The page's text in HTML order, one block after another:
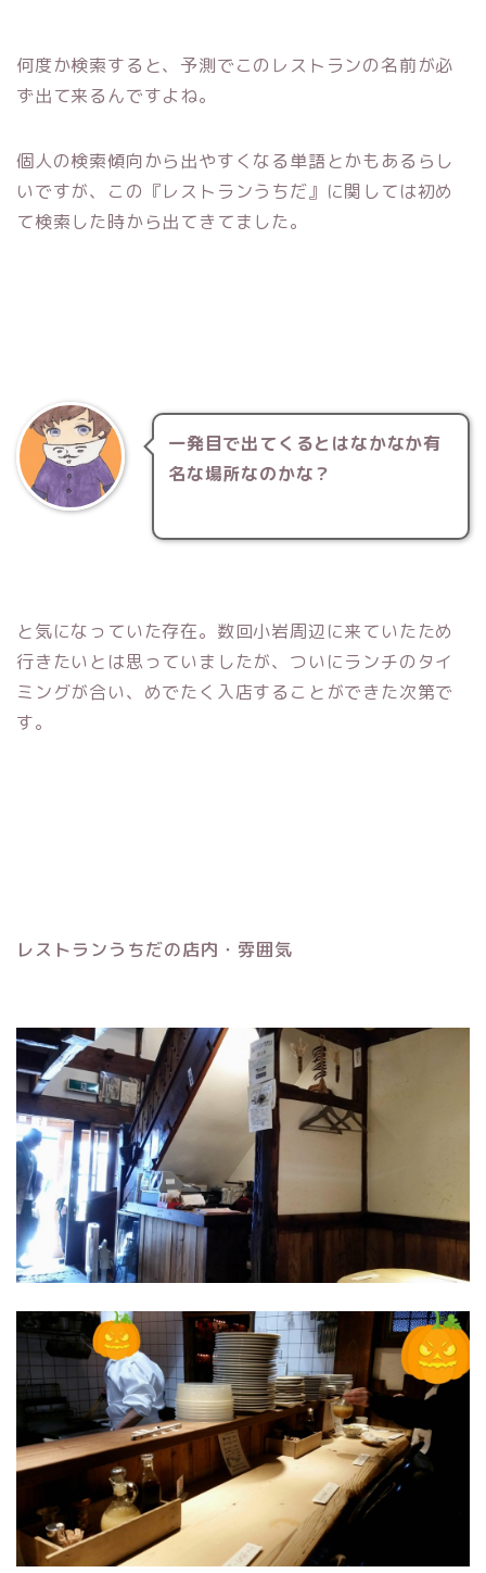
何度か検索すると、予測でこのレストランの名前が必
ず出て来るんですよね。
個人の検索傾向から出やすくなる単語とかもあるらし
いですが、この『レストランうちだ』に関しては初め
て検索した時から出てきてました。
一発目で出てくるとはなかなか有
名な場所なのかな？
と気になっていた存在。数回小岩周辺に来ていたため
行きたいとは思っていましたが、ついにランチのタイ
ミングが合い、めでたく入店することができた次第で
す。
レストランうちだの店内・雰囲気